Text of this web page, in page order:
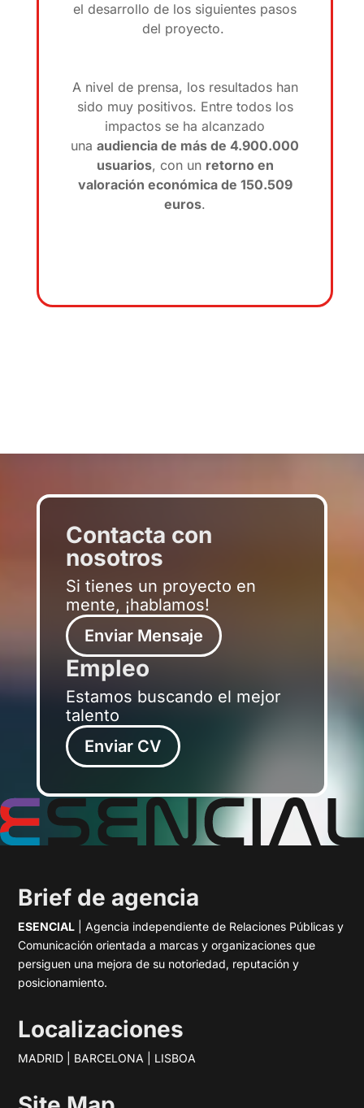
el desarrollo de los siguientes pasos
del proyecto.
A nivel de prensa, los resultados han
sido muy positivos. Entre todos los
impactos se ha alcanzado
unaaudiencia de más de 4.900.000
usuarios, con un retorno en
valoración económica de 150.509
euros.
Contacta con
nosotros
Si tienes un proyecto en
mente, ¡hablamos!
Enviar Mensaje
Empleo
Estamos buscando el mejor
talento
Enviar CV
Brief de agencia
ESENCIAL | Agencia independiente de Relaciones Públicas y
Comunicación orientada a marcas y organizaciones que
persiguen una mejora de su notoriedad, reputación y
posicionamiento.
Localizaciones
MADRID | BARCELONA | LISBOA